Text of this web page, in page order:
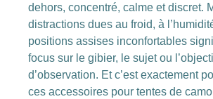
dehors, concentré, calme et discret.
distractions dues au froid, à
positions assises inconfortables
focus sur le gibier, le sujet ou
d’observation. Et c’est exactement
ces accessoires pour tentes de